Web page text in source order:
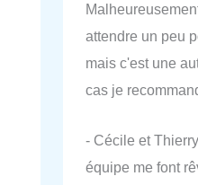
attendre un peu
mais c'est une
cas je
- Cécile et
équipe me font